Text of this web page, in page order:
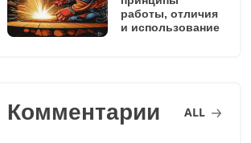
работы, отличия
и использование
Комментарии ALL